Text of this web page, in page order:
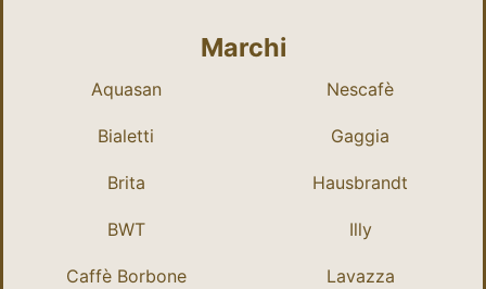
Marchi
Aquasan
Bialetti
Brita
BWT
Caffè Borbone
Nescafè
Gaggia
Hausbrandt
Illy
Lavazza